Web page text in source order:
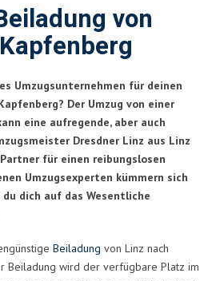
von
Umzugsunternehmen für deinen
Der Umzug von einer
eine aufregende, aber auch
Dresdner Linz aus Linz
für einen reibungslosen
Umzugsexperten kümmern sich
dich auf das Wesentliche
Beiladung von Linz nach
Beiladung wird der verfügbare Platz im